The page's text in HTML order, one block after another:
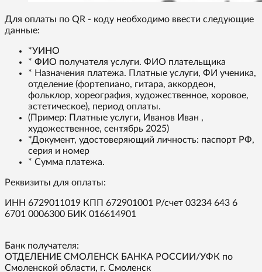
Для оплаты по QR - коду необходимо ввести следующие
данные:
*УИНО
* ФИО получателя услуги. ФИО плательщика
* Назначения платежа. Платные услуги, ФИ ученика,
отделение (фортепиано, гитара, аккордеон,
фольклор, хореография, художественное, хоровое,
эстетическое), период оплаты.
(Пример: Платные услуги, Иванов Иван ,
художественное, сентябрь 2025)
*Документ, удостоверяющий личность: паспорт РФ,
серия и номер
* Сумма платежа.
Реквизиты для оплаты:
ИНН 6729011019 КПП 672901001 Р/счет 03234 643 6
6701 0006300 БИК 016614901
Банк получателя:
ОТДЕЛЕНИЕ СМОЛЕНСК БАНКА РОССИИ/УФК по
Смоленской области, г. Смоленск